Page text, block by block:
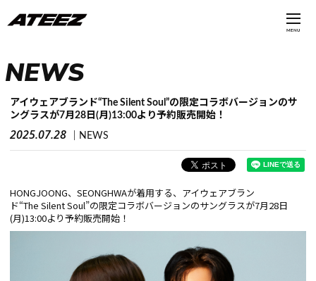
MENU
NEWS
アイウェアブランド“The Silent Soul”の限定コラボバージョンのサ
ングラスが7月28日(月)13:00より予約販売開始！
2025.07.28 NEWS
HONGJOONG、SEONGHWAが着用する、アイウェアブラン
ド“The Silent Soul”の限定コラボバージョンのサングラスが7月28日
(月)13:00より予約販売開始！